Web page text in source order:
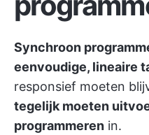
Synchroon
eenvoudige, lineaire
responsief moeten
tegelijk moeten
programmeren in.